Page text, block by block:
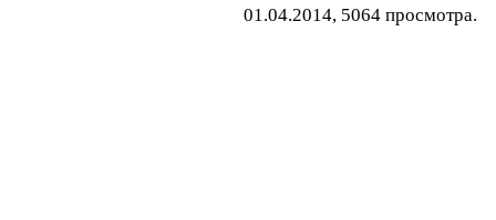
01.04.2014, 5064 просмотра.